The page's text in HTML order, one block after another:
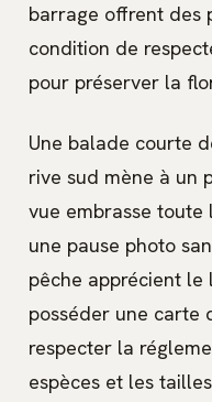
barrage offrent des
condition de
pour préserver la
Une balade courte
rive sud mène à un
vue embrasse toute
une pause photo
pêche apprécient le
posséder une carte
respecter la
espèces et les